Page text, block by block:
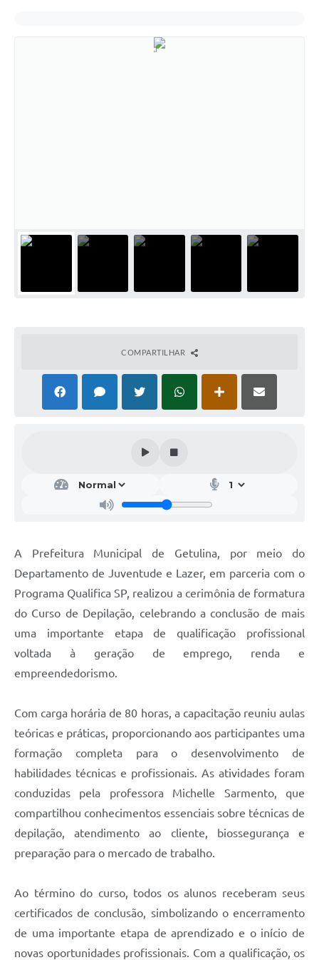
COMPARTILHAR
A Prefeitura Municipal de Getulina, por meio do
Departamento de Juventude e Lazer, em parceria com o
Programa Qualifica SP, realizou a cerimônia de formatura
do Curso de Depilação, celebrando a conclusão de mais
uma importante etapa de qualificação profissional
voltada à geração de emprego, renda e
empreendedorismo.
Com carga horária de 80 horas, a capacitação reuniu aulas
teóricas e práticas, proporcionando aos participantes uma
formação completa para o desenvolvimento de
habilidades técnicas e profissionais. As atividades foram
conduzidas pela professora Michelle Sarmento, que
compartilhou conhecimentos essenciais sobre técnicas de
depilação, atendimento ao cliente, biossegurança e
preparação para o mercado de trabalho.
Ao término do curso, todos os alunos receberam seus
certificados de conclusão, simbolizando o encerramento
de uma importante etapa de aprendizado e o início de
novas oportunidades profissionais. Com a qualificação, os